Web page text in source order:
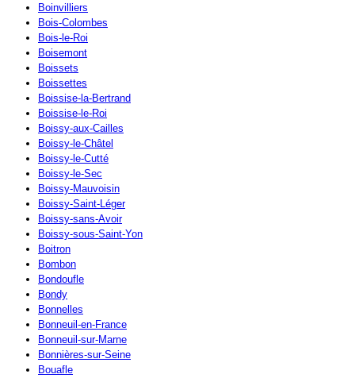
Boinvilliers
Bois-Colombes
Bois-le-Roi
Boisemont
Boissets
Boissettes
Boissise-la-Bertrand
Boissise-le-Roi
Boissy-aux-Cailles
Boissy-le-Châtel
Boissy-le-Cutté
Boissy-le-Sec
Boissy-Mauvoisin
Boissy-Saint-Léger
Boissy-sans-Avoir
Boissy-sous-Saint-Yon
Boitron
Bombon
Bondoufle
Bondy
Bonnelles
Bonneuil-en-France
Bonneuil-sur-Marne
Bonnières-sur-Seine
Bouafle